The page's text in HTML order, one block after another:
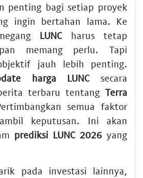
penting bagi setiap proyek
ingin bertahan lama. Ke
LUNCharus tetap
memang perlu. Tapi
jauh lebih penting.
harga LUNCsecara
terbaru tentang Terra
semua faktor
keputusan. Ini akan
prediksi LUNC 2026 yang
pada investasi lainnya,